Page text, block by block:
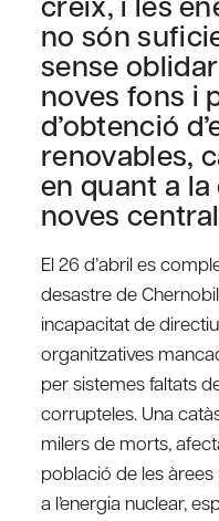
no són
sense
noves fons i
d’obtenció
renovables,
en quant a
noves
El 26 d’abril es
desastre de
incapacitat de
organitzatives
per sistemes faltats
corrupteles. Una
milers de morts,
població de les
a l’energia nuclear,